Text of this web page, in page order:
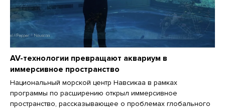
AV-технологии превращают аквариум в
иммерсивное пространство
Национальный морской центр Навсикаа в рамках
программы по расширению открыл иммерсивное
пространство, рассказывающее о проблемах глобального